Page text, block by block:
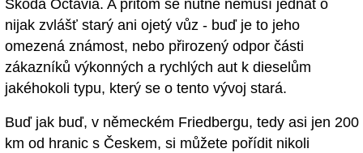
Škoda Octavia. A přitom se nutně nemusí jednat o
nijak zvlášť starý ani ojetý vůz - buď je to jeho
omezená známost, nebo přirozený odpor části
zákazníků výkonných a rychlých aut k dieselům
jakéhokoli typu, který se o tento vývoj stará.
Buď jak buď, v německém Friedbergu, tedy asi jen 200
km od hranic s Českem, si můžete pořídit nikoli